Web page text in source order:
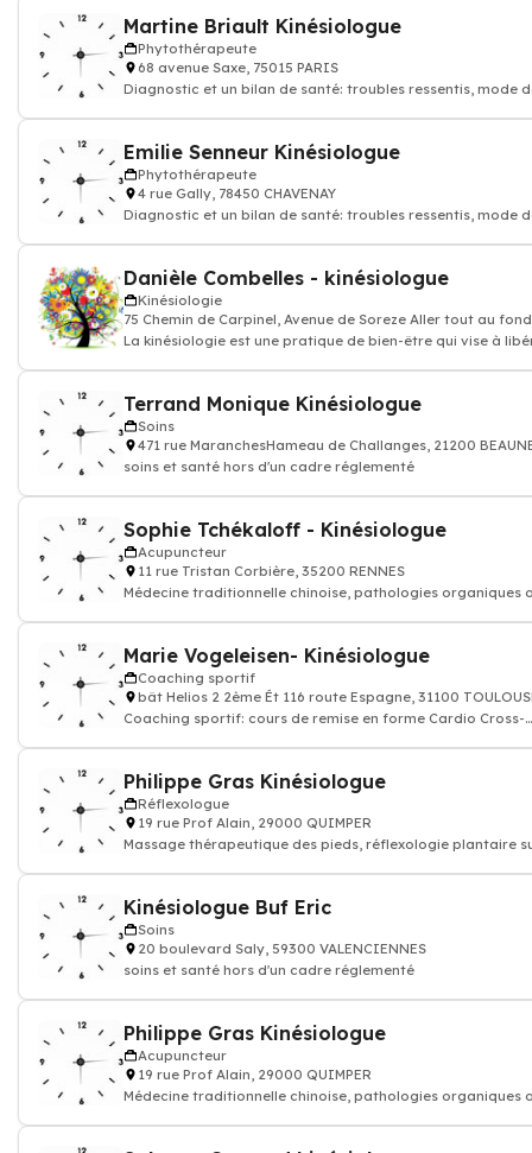
Martine Briault Kinésiologue
Phytothérapeute
68 avenue Saxe, 75015 PARIS
Diagnostic et un bilan de santé: troubles ressentis, mode
Emilie Senneur Kinésiologue
Phytothérapeute
4 rue Gally, 78450 CHAVENAY
Diagnostic et un bilan de santé: troubles ressentis, mode
Danièle Combelles - kinésiologue
Kinésiologie
75 Chemin de Carpinel, Avenue de Soreze Aller tout au
La kinésiologie est une pratique de bien-être qui vise à
Terrand Monique Kinésiologue
Soins
471 rue MaranchesHameau de Challanges, 21200
soins et santé hors d'un cadre réglementé
Sophie Tchékaloff - Kinésiologue
Acupuncteur
11 rue Tristan Corbière, 35200 RENNES
Médecine traditionnelle chinoise, pathologies organiques
Marie Vogeleisen- Kinésiologue
Coaching sportif
bât Helios 2 2ème Ét 116 route Espagne, 31100
Coaching sportif: cours de remise en forme Cardio Cross-
Philippe Gras Kinésiologue
Réflexologue
19 rue Prof Alain, 29000 QUIMPER
Massage thérapeutique des pieds, réflexologie plantaire
Kinésiologue Buf Eric
Soins
20 boulevard Saly, 59300 VALENCIENNES
soins et santé hors d'un cadre réglementé
Philippe Gras Kinésiologue
Acupuncteur
19 rue Prof Alain, 29000 QUIMPER
Médecine traditionnelle chinoise, pathologies organiques